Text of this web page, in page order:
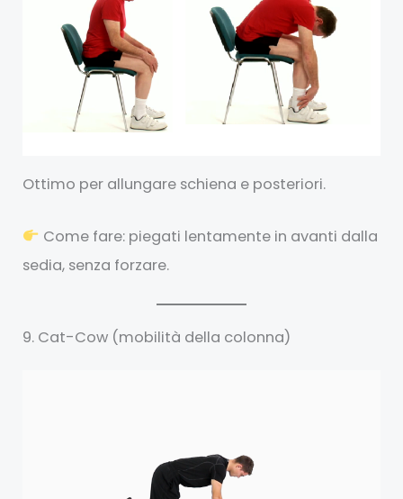
Ottimo per allungare schiena e posteriori.
Come fare: piegati lentamente in avanti dalla
sedia, senza forzare.
9. Cat-Cow (mobilità della colonna)